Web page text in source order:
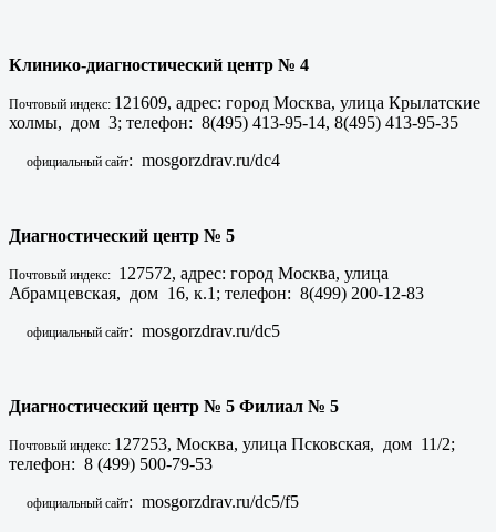
Клинико-диагностический центр № 4
Почтовый индекс: 121609, адрес: город Москва, улица Крылатские
холмы, дом 3; телефон: 8(495) 413-95-14, 8(495) 413-95-35
официальный сайт: mosgorzdrav.ru/dc4
Диагностический центр № 5
Почтовый индекс: 127572, адрес: город Москва, улица
Абрамцевская, дом 16, к.1; телефон: 8(499) 200-12-83
официальный сайт: mosgorzdrav.ru/dc5
Диагностический центр № 5 Филиал № 5
Почтовый индекс: 127253, Москва, улица Псковская, дом 11/2;
телефон: 8 (499) 500-79-53
официальный сайт: mosgorzdrav.ru/dc5/f5